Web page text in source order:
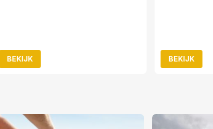
BEKIJK BEKIJK